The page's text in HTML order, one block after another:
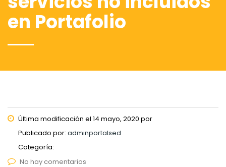
en Portafolio
Última modificación el 14 mayo, 2020 por
Publicado por: adminportalsed
Categoría:
No hay comentarios